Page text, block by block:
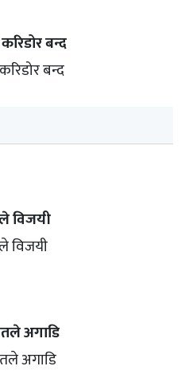
बन्द
बन्द
विजयी
विजयी
अगाडि
अगाडि